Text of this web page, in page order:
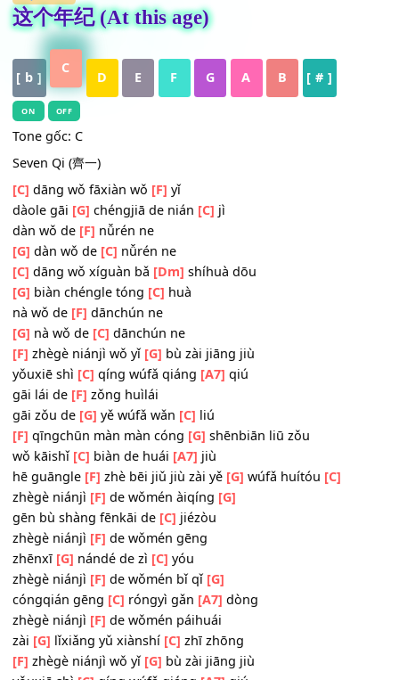
HỢP ÂM
这个年纪 (At this age)
[ b ]
C
ON OFF
Tone gốc: C
Seven Qi (齊一)
[C] dāng wǒ fāxiàn wǒ[F]
dàolegāi[G]chéngjiā de nián[C]jì
dàn wǒ de[F]nǚrén ne
[G]dàn wǒ de[C]nǚrén ne
[C] dāng wǒ xíguàn bǎ [Dm] shíhuà dōu
[G]biàn chéngle tóng[C]huà
nà wǒ de[F]dānchún ne
[G] nà wǒ de[C]dānchún ne
[F] zhègè niánjì wǒ yǐ[G]bù zài jiāng jiù
yǒuxiē shì[C]qíng wúfǎ qiáng
gāi lái de[F]zǒng huìlái
gāi zǒu de [G] yě wúfǎ wǎn[C] liú
[F]qīngchūn màn màn cóng[G]
wǒ kāishǐ[C] biàn de huái [A7]
hē guāngle[F]zhè bēi jiǔ jiù zài yě
zhègè niánjì[F]de wǒmén àiqíng[G]
gēn bù shàng fēnkāi de [C]jiézòu
zhègè niánjì[F]de wǒmén gēng
zhēnxī[G]nándé de zì[C]yóu